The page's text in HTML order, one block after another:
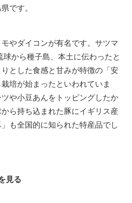
です。
やダイコンが有名です。サツマ
から種子島、本土に伝わったと
とした食感と甘みが特徴の「安
培が始まったといわれていま
や小豆あんをトッピングしたか
ら持ち込まれた豚にイギリス産
も全国的に知られた特産品でし
見る